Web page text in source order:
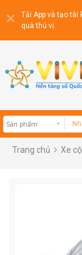
Tải App và tạo tài
quà thú vị.
Trang chủ Xe